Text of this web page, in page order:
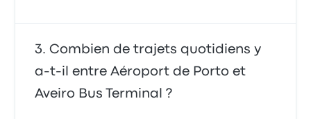
Combien de trajets quotidiens y
a-t-il entre Aéroport de Porto et
Aveiro Bus Terminal ?